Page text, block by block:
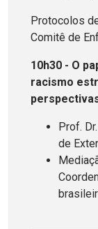
Protocolos
Comitê de
10h30 - O
racismo
Prof.
de